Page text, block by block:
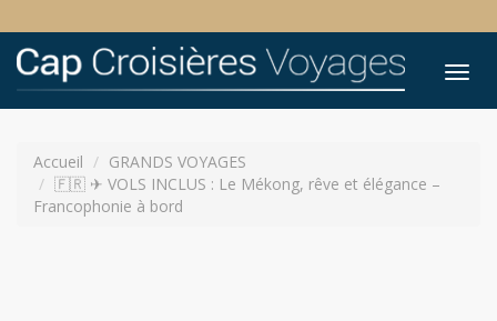
Accueil
GRANDS VOYAGES
🇫🇷 ✈ VOLS INCLUS : Le Mékong, rêve et élégance –
Francophonie à bord